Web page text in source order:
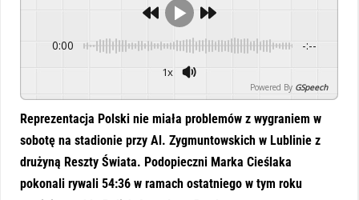
0:00 -:--
1x
Powered By GSpeech
Reprezentacja Polski nie miała problemów z wygraniem w
sobotę na stadionie przy Al. Zygmuntowskich w Lublinie z
drużyną Reszty Świata. Podopieczni Marka Cieślaka
pokonali rywali 54:36 w ramach ostatniego w tym roku